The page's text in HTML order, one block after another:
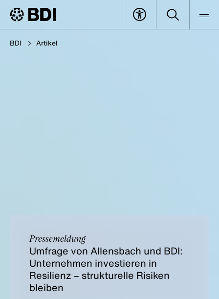
BDI Artikel
Pressemeldung
Umfrage von Allensbach und BDI:
Unternehmen investieren in
Resilienz – strukturelle Risiken
bleiben